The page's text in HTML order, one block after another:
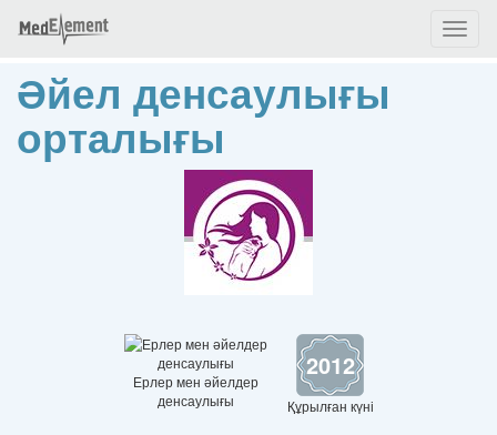
Әйел денсаулығы
орталығы
Ерлер мен әйелдер
денсаулығы
2012
Құрылған күні